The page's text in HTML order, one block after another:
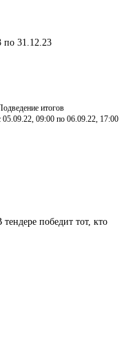
по 31.12.23
итогов
05.09.22, 09:00 по 06.09.22, 17:00
победит тот, кто